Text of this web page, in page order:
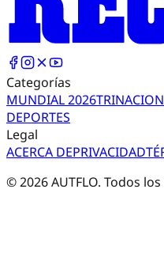
Categorías
MUNDIAL 2026TRI
DEPORTES
Legal
ACERCA DEPRIVACIDAD
©2026AUTFLO. Todos